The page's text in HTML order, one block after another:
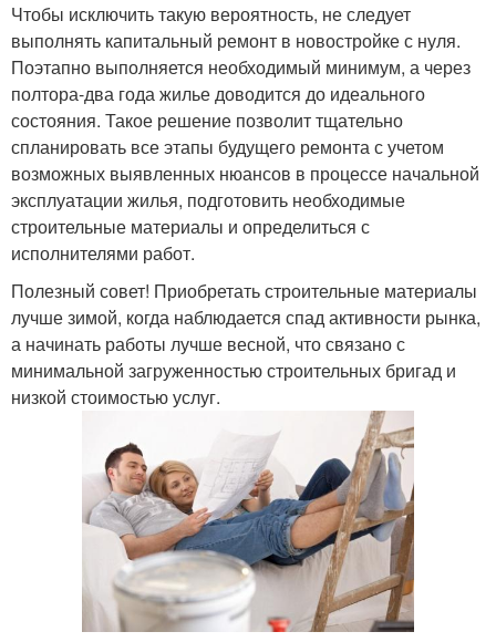
Чтобы исключить такую вероятность, не следует
выполнять капитальный ремонт в новостройке с нуля.
Поэтапно выполняется необходимый минимум, а через
полтора-два года жилье доводится до идеального
состояния. Такое решение позволит тщательно
спланировать все этапы будущего ремонта с учетом
возможных выявленных нюансов в процессе начальной
эксплуатации жилья, подготовить необходимые
строительные материалы и определиться с
исполнителями работ.
Полезный совет! Приобретать строительные материалы
лучше зимой, когда наблюдается спад активности рынка,
а начинать работы лучше весной, что связано с
минимальной загруженностью строительных бригад и
низкой стоимостью услуг.